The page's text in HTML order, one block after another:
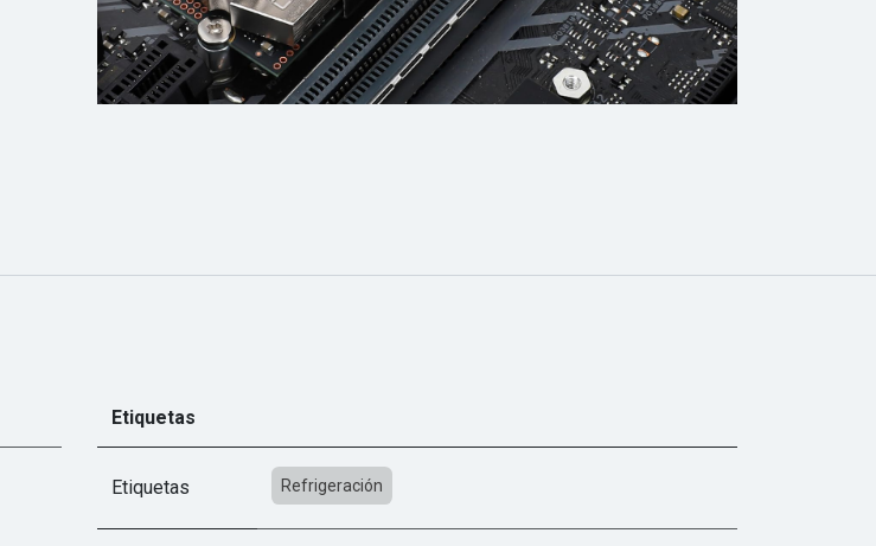
Etiquetas
Etiquetas Refrigeración